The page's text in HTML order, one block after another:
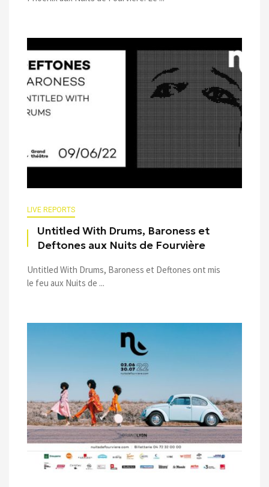
LIVE REPORTS
Untitled With Drums, Baroness et
Deftones aux Nuits de Fourvière
Untitled With Drums, Baroness et Deftones ont mis
le feu aux Nuits de ...